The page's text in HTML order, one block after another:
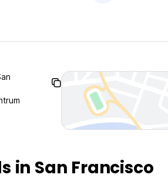
in San Francisco